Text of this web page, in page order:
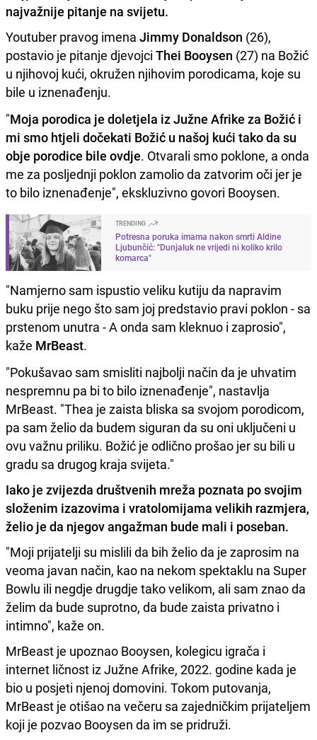
najvažnije pitanje na svijetu.
Youtuber pravog imena Jimmy Donaldson (26),
postavio je pitanje djevojci Thei Booysen (27) na Božić
u njihovoj kući, okružen njihovim porodicama, koje su
bile u iznenađenju.
"Moja porodica je doletjela iz Južne Afrike za Božić i
mi smo htjeli dočekati Božić u našoj kući tako da su
obje porodice bile ovdje. Otvarali smo poklone, a onda
me za posljednji poklon zamolio da zatvorim oči jer je
to bilo iznenađenje", ekskluzivno govori Booysen.
TRENDING
Potresna poruka imama nakon smrti Aldine
Ljubunčić: "Dunjaluk ne vrijedi ni koliko krilo
komarca"
"Namjerno sam ispustio veliku kutiju da napravim
buku prije nego što sam joj predstavio pravi poklon - sa
prstenom unutra - A onda sam kleknuo i zaprosio",
kaže MrBeast.
"Pokušavao sam smisliti najbolji način da je uhvatim
nespremnu pa bi to bilo iznenađenje", nastavlja
MrBeast. "Thea je zaista bliska sa svojom porodicom,
pa sam želio da budem siguran da su oni uključeni u
ovu važnu priliku. Božić je odlično prošao jer su bili u
gradu sa drugog kraja svijeta."
Iako je zvijezda društvenih mreža poznata po svojim
složenim izazovima i vratolomijama velikih razmjera,
želio je da njegov angažman bude mali i poseban.
"Moji prijatelji su mislili da bih želio da je zaprosim na
veoma javan način, kao na nekom spektaklu na Super
Bowlu ili negdje drugdje tako velikom, ali sam znao da
želim da bude suprotno, da bude zaista privatno i
intimno", kaže on.
MrBeast je upoznao Booysen, kolegicu igrača i
internet ličnost iz Južne Afrike, 2022. godine kada je
bio u posjeti njenoj domovini. Tokom putovanja,
MrBeast je otišao na večeru sa zajedničkim prijateljem
koji je pozvao Booysen da im se pridruži.